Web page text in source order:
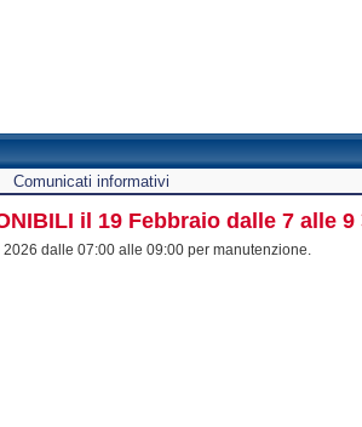
Comunicati informativi
il 19 Febbraio dalle 7 alle
dalle 07:00 alle 09:00 per manutenzione.